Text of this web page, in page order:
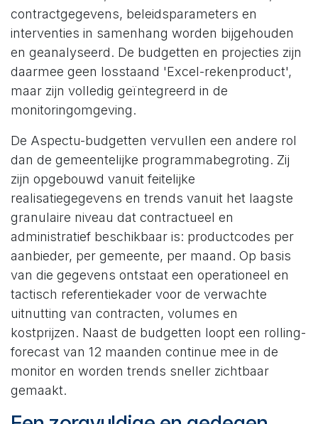
contractgegevens, beleidsparameters en
interventies in samenhang worden bijgehouden
en geanalyseerd. De budgetten en projecties zijn
daarmee geen losstaand 'Excel-rekenproduct',
maar zijn volledig geïntegreerd in de
monitoringomgeving.
De Aspectu-budgetten vervullen een andere rol
dan de gemeentelijke programmabegroting. Zij
zijn opgebouwd vanuit feitelijke
realisatiegegevens en trends vanuit het laagste
granulaire niveau dat contractueel en
administratief beschikbaar is: productcodes per
aanbieder, per gemeente, per maand. Op basis
van die gegevens ontstaat een operationeel en
tactisch referentiekader voor de verwachte
uitnutting van contracten, volumes en
kostprijzen. Naast de budgetten loopt een rolling-
forecast van 12 maanden continue mee in de
monitor en worden trends sneller zichtbaar
gemaakt.